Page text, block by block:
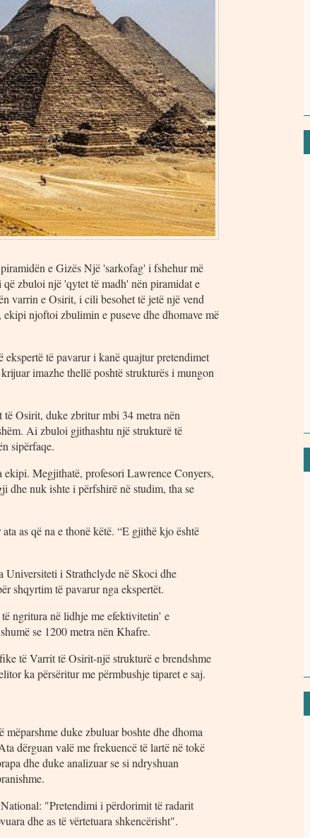
e Gizës Një 'sarkofag' i fshehur më
zbuloi një 'qytet të madh' nën piramidat e
varrin e Osirit, i cili besohet të jetë një vend
njoftoi zbulimin e puseve dhe dhomave më
të pavarur i kanë quajtur pretendimet
imazhe thellë poshtë strukturës i mungon
Osirit, duke zbritur mbi 34 metra nën
Ai zbuloi gjithashtu një strukturë të
sipërfaqe.
Megjithatë, profesori Lawrence Conyers,
dhe nuk ishte i përfshirë në studim, tha se
as që na e thonë këtë. “E gjithë kjo është
i Strathclyde në Skoci dhe
shqyrtim të pavarur nga ekspertët.
ngritura në lidhje me efektivitetin’ e
se 1200 metra nën Khafre.
të Varrit të Osirit-një strukturë e brendshme
ka përsëritur me përmbushje tiparet e saj.
duke zbuluar boshte dhe dhoma
dërguan valë me frekuencë të lartë në tokë
dhe duke analizuar se si ndryshuan
"Pretendimi i përdorimit të radarit
dhe as të vërtetuara shkencërisht".